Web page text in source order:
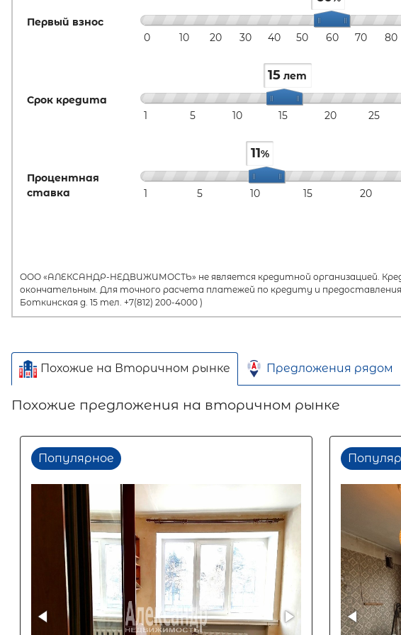
Первый взнос
0 10 20 30 40 50 60 70 80
Срок кредита
15 лет
1 5 10 15 20 25
Процентная
ставка
11%
1 5 10 15 20
ООО «АЛЕКСАНДР-НЕДВИЖИМОСТЬ» не является кредитной организацией.
окончательным. Для точного расчета платежей по кредиту и
Боткинская д. 15 тел. +7(812) 200-4000 )
Похожие на Вторичном рынке Предложения рядом
Похожие предложения на вторичном рынке
Популярное